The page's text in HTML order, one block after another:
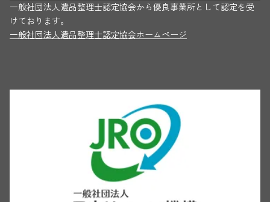
一般社団法人遺品整理士認定協会から優良事業所として認定を受
けております。
一般社団法人遺品整理士認定協会ホームページ